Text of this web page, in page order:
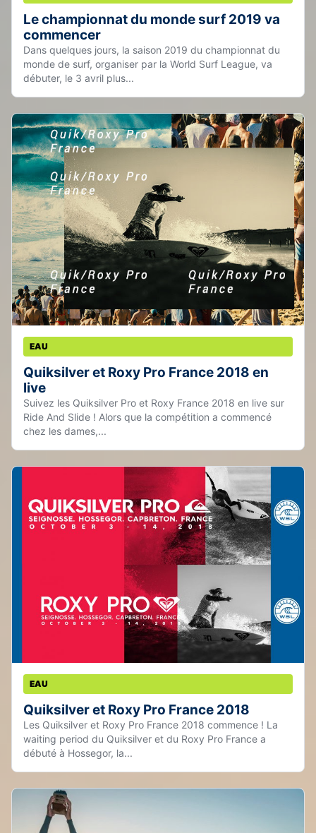
Le championnat du monde surf 2019 va
commencer
Dans quelques jours, la saison 2019 du championnat du
monde de surf, organiser par la World Surf League, va
débuter, le 3 avril plus...
EAU
Quiksilver et Roxy Pro France 2018 en
live
Suivez les Quiksilver Pro et Roxy France 2018 en live sur
Ride And Slide ! Alors que la compétition a commencé
chez les dames,...
EAU
Quiksilver et Roxy Pro France 2018
Les Quiksilver et Roxy Pro France 2018 commence ! La
waiting period du Quiksilver et du Roxy Pro France a
débuté à Hossegor, la...